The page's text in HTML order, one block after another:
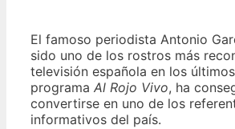
El famoso periodista Antonio
sido uno de los rostros más
televisión española en los
programa Al Rojo Vivo, ha
convertirse en uno de los
informativos del país.